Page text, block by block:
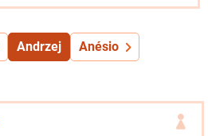
Andrzej Anésio